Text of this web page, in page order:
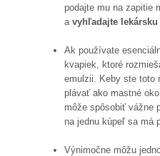
podajte mu na zapitie
a vyhľadajte
Ak používate
kvapiek, ktoré
emulzii. Keby ste toto
plávať ako mastné
môže spôsobiť vážne
na jednu kúpeľ sa má
Výnimočne môžu